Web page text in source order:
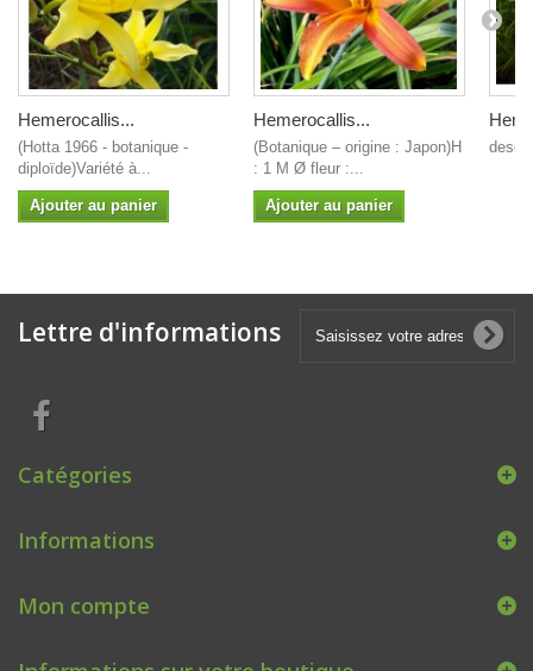
Hemerocallis...
(Hotta 1966 - botanique -
diploïde)Variété à...
Ajouter au panier
Hemerocallis...
(Botanique – origine : Japon)H
: 1 M Ø fleur :...
Ajouter au panier
Lettre d'informations
Catégories
Informations
Mon compte